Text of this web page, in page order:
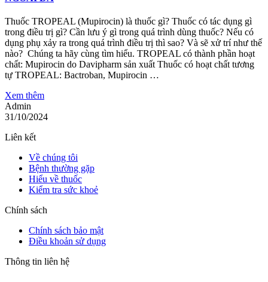
Thuốc TROPEAL (Mupirocin) là thuốc gì? Thuốc có tác dụng gì
trong điều trị gì? Cần lưu ý gì trong quá trình dùng thuốc? Nếu có
dụng phụ xảy ra trong quá trình điều trị thì sao? Và sẽ xử trí như thế
nào? Chúng ta hãy cùng tìm hiểu. TROPEAL có thành phần hoạt
chất: Mupirocin do Davipharm sản xuất Thuốc có hoạt chất tương
tự TROPEAL: Bactroban, Mupirocin …
Xem thêm
Admin
31/10/2024
Liên kết
Về chúng tôi
Bệnh thường gặp
Hiểu về thuốc
Kiểm tra sức khoẻ
Chính sách
Chính sách bảo mật
Điều khoản sử dụng
Thông tin liên hệ